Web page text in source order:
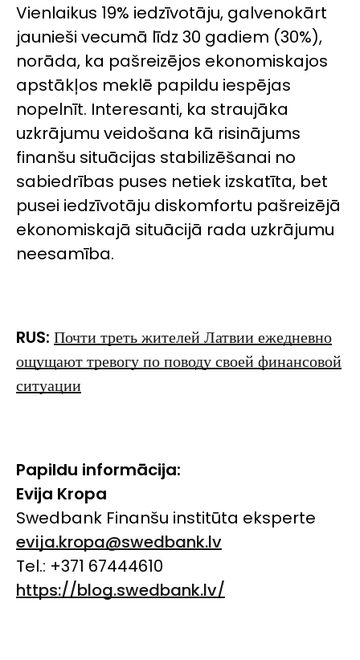
Vienlaikus 19% iedzīvotāju, galvenokārt
jaunieši vecumā līdz 30 gadiem (30%),
norāda, ka pašreizējos ekonomiskajos
apstākļos meklē papildu iespējas
nopelnīt. Interesanti, ka straujāka
uzkrājumu veidošana kā risinājums
finanšu situācijas stabilizēšanai no
sabiedrības puses netiek izskatīta, bet
pusei iedzīvotāju diskomfortu pašreizējā
ekonomiskajā situācijā rada uzkrājumu
neesamība.
RUS: Почти треть жителей Латвии ежедневно
ощущают тревогу по поводу своей финансовой
ситуации
Papildu informācija:
Evija Kropa
Swedbank Finanšu institūta eksperte
evija.kropa@swedbank.lv
Tel.: +371 67444610
https://blog.swedbank.lv/